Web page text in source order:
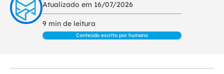
Atualizado em 16/07/2026
9 min de leitura
Conteúdo escrito por humano